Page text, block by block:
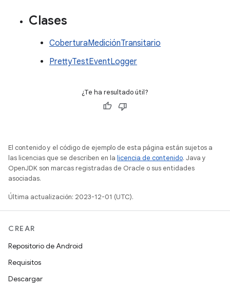
Clases
CoberturaMediciónTransitario
PrettyTestEventLogger
¿Te ha resultado útil?
El contenido y el código de ejemplo de esta página están sujetos a
las licencias que se describen en la licencia de contenido. Java y
OpenJDK son marcas registradas de Oracle o sus entidades
asociadas.
Última actualización: 2023-12-01 (UTC).
CREAR
Repositorio de Android
Requisitos
Descargar